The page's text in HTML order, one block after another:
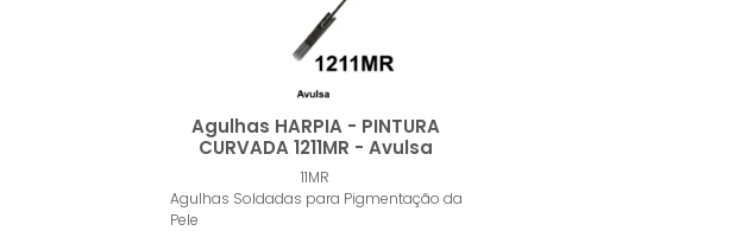
Agulhas HARPIA - PINTURA
CURVADA 1211MR - Avulsa
11MR
Agulhas Soldadas para Pigmentação da
Pele
Comprar